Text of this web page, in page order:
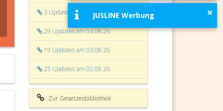
3 Updates am 05.08.26
29 Updates am 04.08.26
19 Updates am 03.08.26
25 Updates am 02.08.26
4 Updates am 01.08.26
12 Updates am 31.07.26
Zur Gesetzesbibliothek
×
JUSLINE Werbung